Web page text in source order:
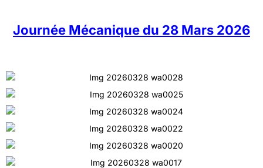
Journée Mécanique du 28 Mars 2026